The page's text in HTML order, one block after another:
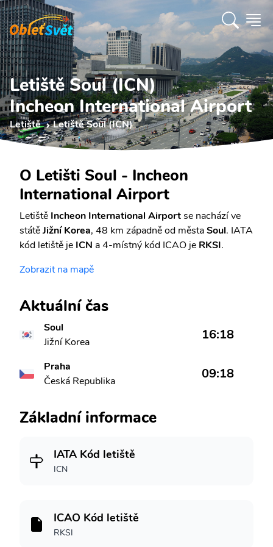
Letiště Soul (ICN)
Incheon International Airport
Letiště Letiště Soul (ICN)
O Letišti Soul - Incheon
International Airport
Letiště Incheon International Airportse nachází ve
státěJižní Korea, 48 km západně od městaSoul. IATA
kód letiště je ICN a 4-místný kód ICAO je RKSI.
Zobrazit na mapě
Aktuální čas
Soul
Jižní Korea
16:18
Praha
Česká Republika
09:18
Základní informace
IATA Kód letiště
ICN
ICAO Kód letiště
RKSI